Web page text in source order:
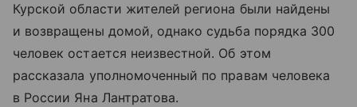
Курской области жителей региона были найдены
и возвращены домой, однако судьба порядка 300
человек остается неизвестной. Об этом
рассказала уполномоченный по правам человека
в России Яна Лантратова.